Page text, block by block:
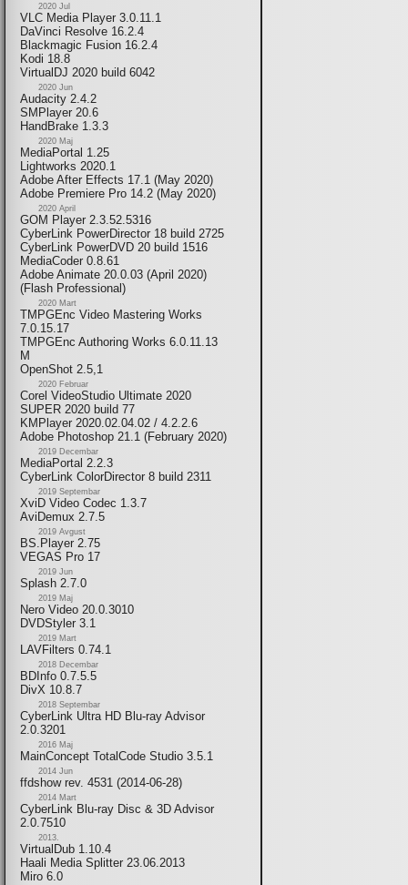
2020 Jul
VLC Media Player 3.0.11.1
DaVinci Resolve 16.2.4
Blackmagic Fusion 16.2.4
Kodi 18.8
VirtualDJ 2020 build 6042
2020 Jun
Audacity 2.4.2
SMPlayer 20.6
HandBrake 1.3.3
2020 Maj
MediaPortal 1.25
Lightworks 2020.1
Adobe After Effects 17.1 (May 2020)
Adobe Premiere Pro 14.2 (May 2020)
2020 April
GOM Player 2.3.52.5316
CyberLink PowerDirector 18 build 2725
CyberLink PowerDVD 20 build 1516
MediaCoder 0.8.61
Adobe Animate 20.0.03 (April 2020)
(Flash Professional)
2020 Mart
TMPGEnc Video Mastering Works
7.0.15.17
TMPGEnc Authoring Works 6.0.11.13
M
OpenShot 2.5,1
2020 Februar
Corel VideoStudio Ultimate 2020
SUPER 2020 build 77
KMPlayer 2020.02.04.02 / 4.2.2.6
Adobe Photoshop 21.1 (February 2020)
2019 Decembar
MediaPortal 2.2.3
CyberLink ColorDirector 8 build 2311
2019 Septembar
XviD Video Codec 1.3.7
AviDemux 2.7.5
2019 Avgust
BS.Player 2.75
VEGAS Pro 17
2019 Jun
Splash 2.7.0
2019 Maj
Nero Video 20.0.3010
DVDStyler 3.1
2019 Mart
LAVFilters 0.74.1
2018 Decembar
BDInfo 0.7.5.5
DivX 10.8.7
2018 Septembar
CyberLink Ultra HD Blu-ray Advisor
2.0.3201
2016 Maj
MainConcept TotalCode Studio 3.5.1
2014 Jun
ffdshow rev. 4531 (2014-06-28)
2014 Mart
CyberLink Blu-ray Disc & 3D Advisor
2.0.7510
2013.
VirtualDub 1.10.4
Haali Media Splitter 23.06.2013
Miro 6.0